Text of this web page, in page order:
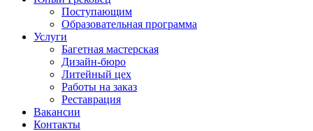
Поступающим
Образовательная программа
Услуги
Багетная мастерская
Дизайн-бюро
Литейный цех
Работы на заказ
Реставрация
Вакансии
Контакты